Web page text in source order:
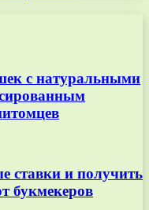
с натуральными
ставки и получить
букмекеров